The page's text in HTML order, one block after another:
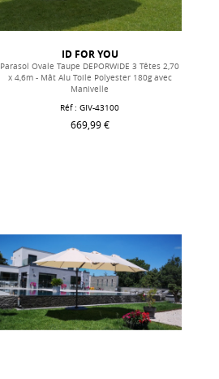
ID FOR YOU
Parasol Ovale Taupe DEPORWIDE 3 Têtes 2,70
x 4,6m - Mât Alu Toile Polyester 180g avec
Manivelle
Réf : GIV-43100
669,99 €